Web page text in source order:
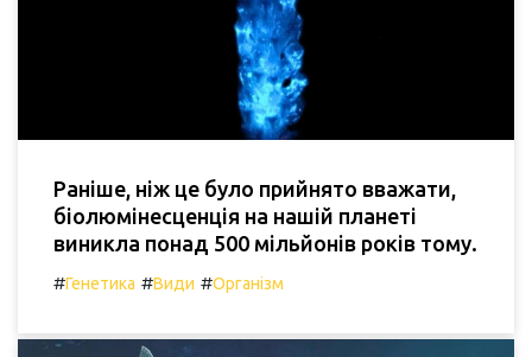
Раніше, ніж це було прийнято вважати,
біолюмінесценція на нашій планеті
виникла понад 500 мільйонів років тому.
#Генетика #Види #Організм